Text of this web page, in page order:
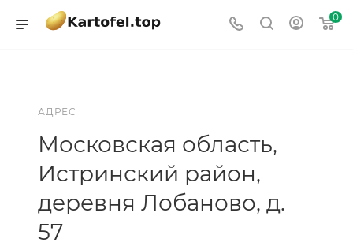
0
АДРЕС
Московская область,
Истринский район,
деревня Лобаново, д.
57